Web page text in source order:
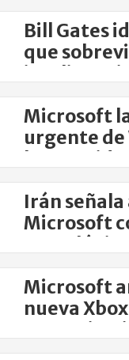
Bill Gates
que
Microsoft
urgente de
la
Irán señala
Microsoft
Microsoft
nueva
potencia y